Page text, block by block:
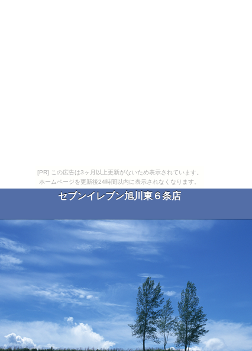
[PR] この広告は3ヶ月以上更新がないため表示されています。
ホームページを更新後24時間以内に表示されなくなります。
セブンイレブン旭川東６条店